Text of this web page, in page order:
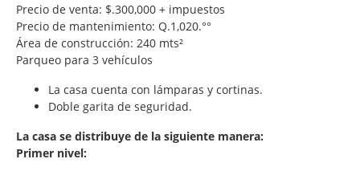
Precio de venta: $.300,000 + impuestos
Precio de mantenimiento: Q.1,020.°°
Área de construcción: 240 mts²
Parqueo para 3 vehículos
La casa cuenta con lámparas y cortinas.
Doble garita de seguridad.
La casa se distribuye de la siguiente manera:
Primer nivel: